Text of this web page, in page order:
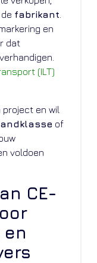
fabrikant
en
dat
(ILT)
project en wil
of
voldoen
CE-